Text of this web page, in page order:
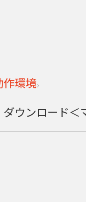
作環境
ウンロード＜